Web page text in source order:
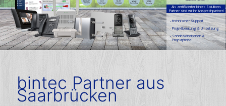
Als zertifizierter bintec Solutions
Partner sind wir Ihr Ansprechpartner!
- technischer Support
- Projektberatung & Umsetzung
- Sonderkonditionen &
Projektpreise
bintec Partner aus
Saarbrücken